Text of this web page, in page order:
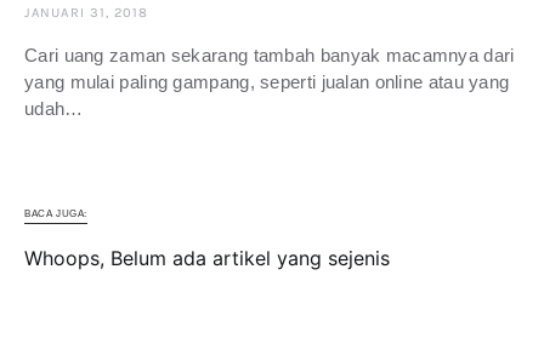
JANUARI 31, 2018
Cari uang zaman sekarang tambah banyak macamnya dari
yang mulai paling gampang, seperti jualan online atau yang
udah…
BACA JUGA:
Whoops, Belum ada artikel yang sejenis